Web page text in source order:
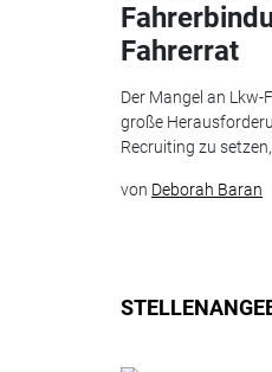
Fahrerrat
Der Mangel an
große
Recruiting zu
von Deborah Baran